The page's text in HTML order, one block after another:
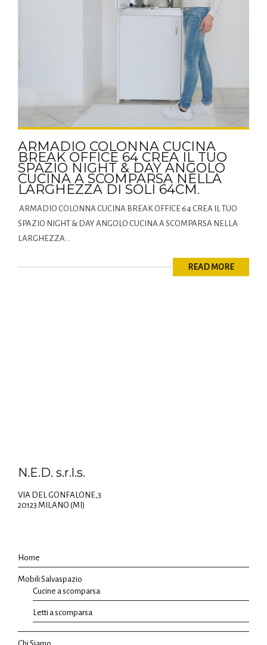
ARMADIO COLONNA CUCINA
BREAK OFFICE 64 CREA IL TUO
SPAZIO NIGHT & DAY ANGOLO
CUCINA A SCOMPARSA NELLA
LARGHEZZA DI SOLI 64CM.
ARMADIO COLONNA CUCINA BREAK OFFICE 64 CREA IL TUO
SPAZIO NIGHT & DAY ANGOLO CUCINA A SCOMPARSA NELLA
LARGHEZZA...
READ MORE
N.E.D. s.r.l.s.
VIA DEL GONFALONE,3
20123 MILANO (MI)
Home
Mobili Salvaspazio
Cucine a scomparsa
Letti a scomparsa